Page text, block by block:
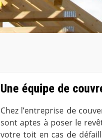
Une équipe de
Chez l’entreprise de
sont aptes à poser le
votre toit en cas de